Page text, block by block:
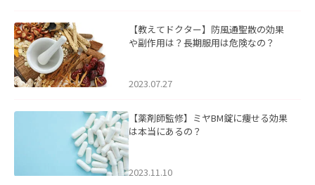
【教えてドクター】防風通聖散の効果
や副作用は？長期服用は危険なの？
2023.07.27
【薬剤師監修】ミヤBM錠に痩せる効果
は本当にあるの？
2023.11.10